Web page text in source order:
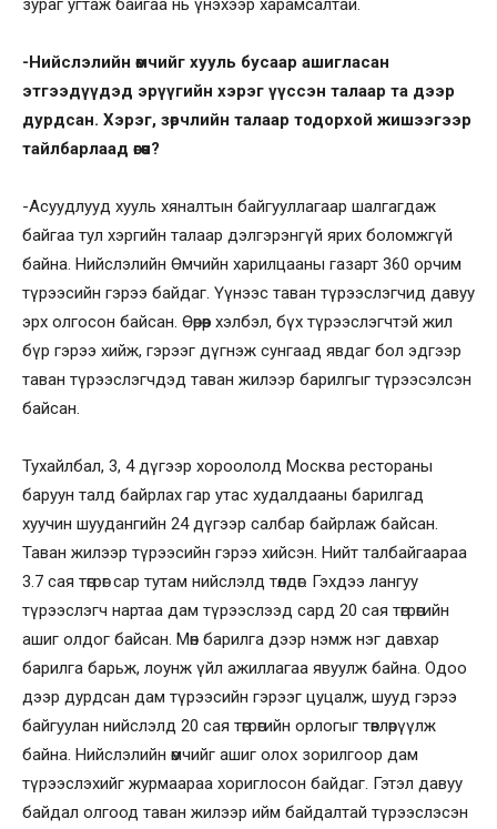
зураг угтаж байгаа нь үнэхээр харамсалтай.
-Нийслэлийн өмчийг хууль бусаар ашигласан
этгээдүүдэд эрүүгийн хэрэг үүссэн талаар та дээр
дурдсан. Хэрэг, зөрчлийн талаар тодорхой жишээгээр
тайлбарлаад өгөөч?
-Асуудлууд хууль хяналтын байгууллагаар шалгагдаж
байгаа тул хэргийн талаар дэлгэрэнгүй ярих боломжгүй
байна. Нийслэлийн Өмчийн харилцааны газарт 360 орчим
түрээсийн гэрээ байдаг. Үүнээс таван түрээслэгчид давуу
эрх олгосон байсан. Өөрөөр хэлбэл, бүх түрээслэгчтэй жил
бүр гэрээ хийж, гэрээг дүгнэж сунгаад явдаг бол эдгээр
таван түрээслэгчдэд таван жилээр барилгыг түрээсэлсэн
байсан.
Тухайлбал, 3, 4 дүгээр хороололд Москва рестораны
баруун талд байрлах гар утас худалдааны барилгад
хуучин шуудангийн 24 дүгээр салбар байрлаж байсан.
Таван жилээр түрээсийн гэрээ хийсэн. Нийт талбайгаараа
3.7 сая төгрөг сар тутам нийслэлд төлдөг. Гэхдээ лангуу
түрээслэгч нартаа дам түрээслээд сард 20 сая төгрөгийн
ашиг олдог байсан. Мөн барилга дээр нэмж нэг давхар
барилга барьж, лоунж үйл ажиллагаа явуулж байна. Одоо
дээр дурдсан дам түрээсийн гэрээг цуцалж, шууд гэрээ
байгуулан нийслэлд 20 сая төгрөгийн орлогыг төвлөрүүлж
байна. Нийслэлийн өмчийг ашиг олох зорилгоор дам
түрээслэхийг журмаараа хориглосон байдаг. Гэтэл давуу
байдал олгоод таван жилээр ийм байдалтай түрээслэсэн